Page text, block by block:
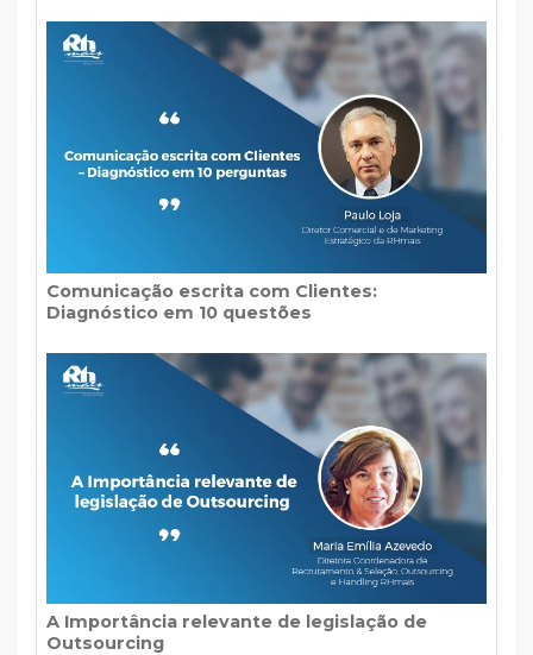
Comunicação escrita com Clientes:
Diagnóstico em 10 questões
A Importância relevante de legislação de
Outsourcing